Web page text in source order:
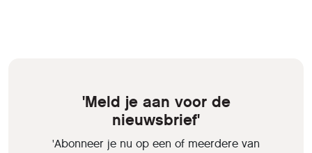
'Meld je aan voor de
nieuwsbrief'
'Abonneer je nu op een of meerdere van